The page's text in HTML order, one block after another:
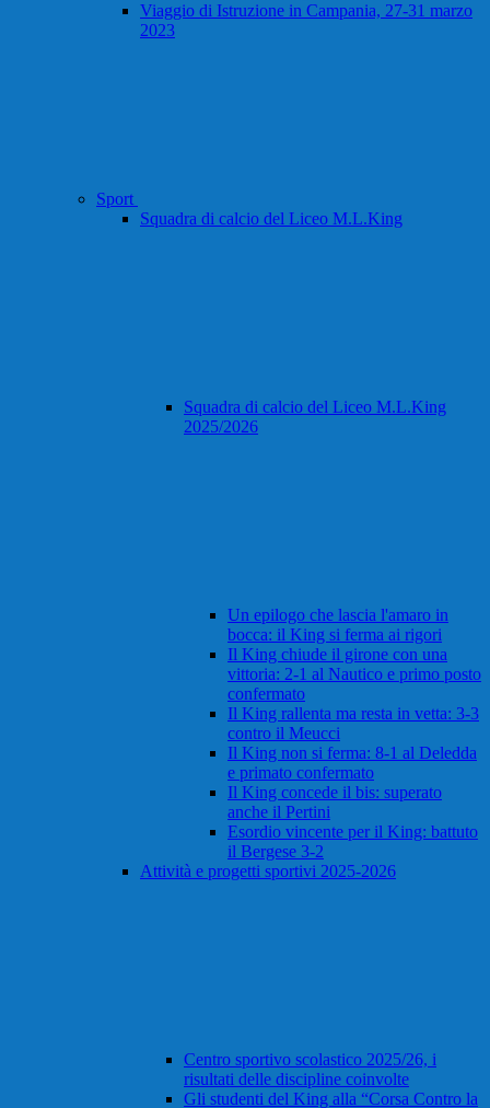
Viaggio di Istruzione in Campania, 27-31 marzo
2023
Sport
Squadra di calcio del Liceo M.L.King
Squadra di calcio del Liceo M.L.King
2025/2026
Un epilogo che lascia l'amaro in
bocca: il King si ferma ai rigori
Il King chiude il girone con una
vittoria: 2-1 al Nautico e primo posto
confermato
Il King rallenta ma resta in vetta: 3-3
contro il Meucci
Il King non si ferma: 8-1 al Deledda
e primato confermato
Il King concede il bis: superato
anche il Pertini
Esordio vincente per il King: battuto
il Bergese 3-2
Attività e progetti sportivi 2025-2026
Centro sportivo scolastico 2025/26, i
risultati delle discipline coinvolte
Gli studenti del King alla “Corsa Contro la